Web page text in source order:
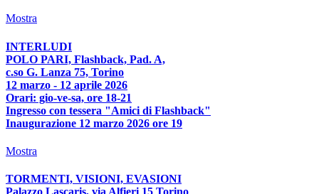
Mostra
INTERLUDI
POLO PARI, Flashback, Pad. A,
c.so G. Lanza 75, Torino
12 marzo - 12 aprile 2026
Orari: gio-ve-sa, ore 18-21
Ingresso con tessera "Amici di Flashback"
Inaugurazione 12 marzo 2026 ore 19
Mostra
TORMENTI, VISIONI, EVASIONI